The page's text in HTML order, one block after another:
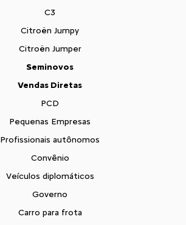
C3
Citroën Jumpy
Citroën Jumper
Seminovos
Vendas Diretas
PCD
Pequenas Empresas
Profissionais autônomos
Convênio
Veículos diplomáticos
Governo
Carro para frota